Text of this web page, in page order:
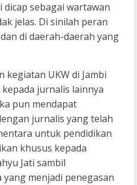
dicap sebagai wartawan
jelas. Di sinilah peran
di daerah-daerah yang
kegiatan UKW di Jambi
jurnalis lainnya
pun mendapat
jurnalis yang telah
untuk pendidikan
khusus kepada
Jati sambil
menjadi penegasan